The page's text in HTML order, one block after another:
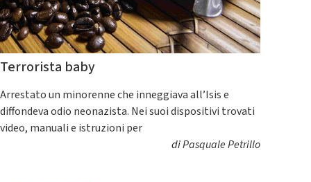
Terrorista baby
Arrestato un minorenne che inneggiava all’Isis e
diffondeva odio neonazista. Nei suoi dispositivi trovati
video, manuali e istruzioni per
diPasquale Petrillo